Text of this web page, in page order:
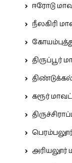
ஈரோடு
நீலகிரி
திருப்பூர்
கரூர்
அரியலூர்